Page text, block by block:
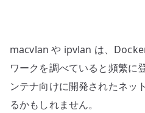
ッ
ト
ワ
ー
macvlan や ipvlan は、
ワークを調べていると頻繁に
ンテナ向けに開発されたネッ
るかもしれません。